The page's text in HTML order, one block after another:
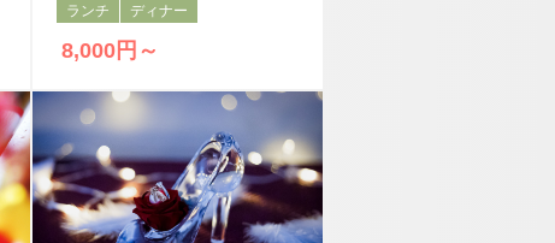
ランチ ディナー
8,000円～